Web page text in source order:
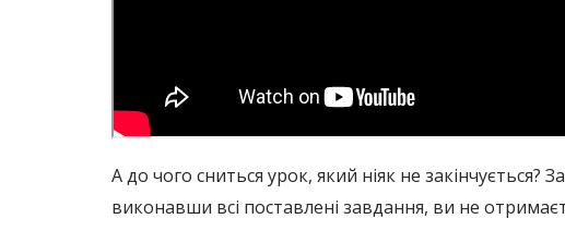
А до чого сниться урок, який ніяк не
виконавши всі поставлені завдання, ви не